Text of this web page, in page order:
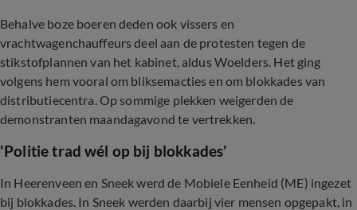
Behalve boze boeren deden ook vissers en
vrachtwagenchauffeurs deel aan de protesten tegen de
stikstofplannen van het kabinet, aldus Woelders. Het ging
volgens hem vooral om bliksemacties en om blokkades van
distributiecentra. Op sommige plekken weigerden de
demonstranten maandagavond te vertrekken.
'Politie trad wél op bij blokkades'
In Heerenveen en Sneek werd de Mobiele Eenheid (ME) ingezet
bij blokkades. In Sneek werden daarbij vier mensen opgepakt, in